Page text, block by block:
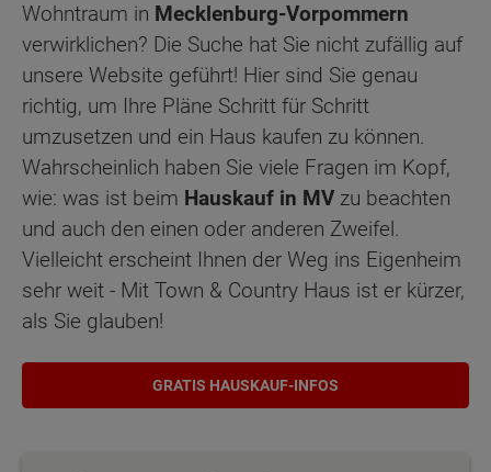
Wohntraum in Mecklenburg-Vorpommern
verwirklichen? Die Suche hat Sie nicht zufällig auf
unsere Website geführt! Hier sind Sie genau
richtig, um Ihre Pläne Schritt für Schritt
umzusetzen und ein Haus kaufen zu können.
Wahrscheinlich haben Sie viele Fragen im Kopf,
wie: was ist beim Hauskauf in MV zu beachten
und auch den einen oder anderen Zweifel.
Vielleicht erscheint Ihnen der Weg ins Eigenheim
sehr weit - Mit Town & Country Haus ist er kürzer,
als Sie glauben!
GRATIS HAUSKAUF-INFOS